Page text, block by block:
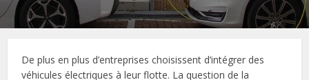
De plus en plus d’entreprises choisissent d’intégrer des
véhicules électriques à leur flotte. La question de la